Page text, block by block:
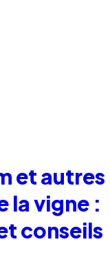
et autres
la vigne :
conseils